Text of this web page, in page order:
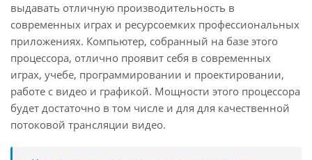
выдавать отличную производительность в
современных играх и ресурсоемких профессиональных
приложениях. Компьютер, собранный на базе этого
процессора, отлично проявит себя в современных
играх, учебе, программировании и проектировании,
работе с видео и графикой. Мощности этого процессора
будет достаточно в том числе и для для качественной
потоковой трансляции видео.